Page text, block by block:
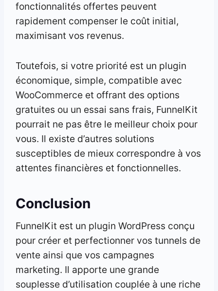
fonctionnalités offertes peuvent
rapidement compenser le coût initial,
maximisant vos revenus.
Toutefois, si votre priorité est un plugin
économique, simple, compatible avec
WooCommerce et offrant des options
gratuites ou un essai sans frais, FunnelKit
pourrait ne pas être le meilleur choix pour
vous. Il existe d’autres solutions
susceptibles de mieux correspondre à vos
attentes financières et fonctionnelles.
Conclusion
FunnelKit est un plugin WordPress conçu
pour créer et perfectionner vos tunnels de
vente ainsi que vos campagnes
marketing. Il apporte une grande
souplesse d’utilisation couplée à une riche